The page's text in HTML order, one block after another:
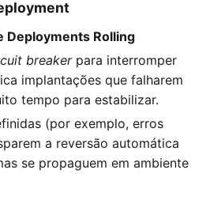
Deployments Rolling
breakerpara interromper
implantações que falharem
tempo para estabilizar.
(por exemplo, erros
a reversão automática
se propaguem em ambiente